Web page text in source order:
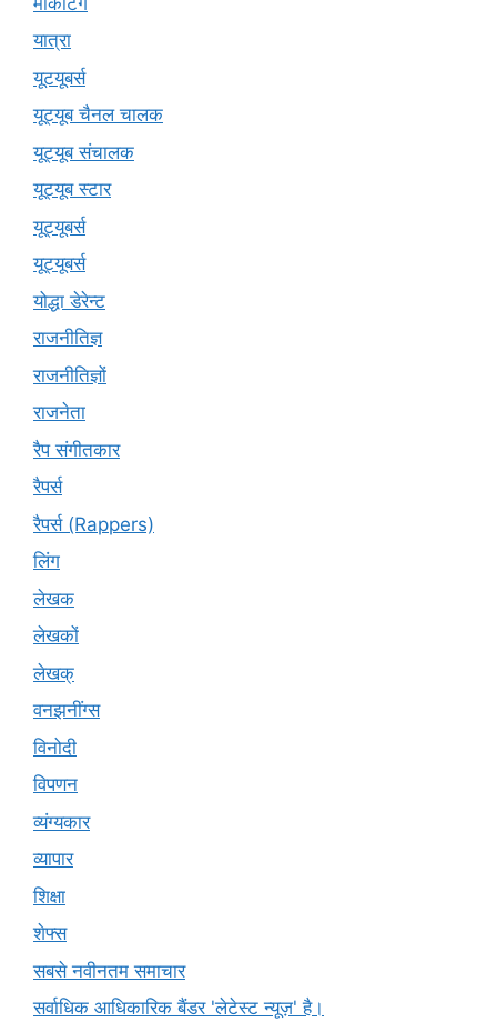
यात्रा
यूटयूबर्स
यूट्यूब चैनल चालक
यूट्यूब संचालक
यूट्यूब स्टार
यूट्‍यूबर्स
यूट्यूबर्स
योद्धा डेरेन्ट
राजनीतिज्ञ
राजनीतिज्ञों
राजनेता
रैप संगीतकार
रैपर्स
रैपर्स (Rappers)
लिंग
लेखक
लेखकों
लेखक्
वनझनींग्स
विनोदी
विपणन
व्यंग्यकार
व्यापार
शिक्षा
शेफ्स
सबसे नवीनतम समाचार
सर्वाधिक आधिकारिक बैंडर 'लेटेस्ट न्यूज़' है।